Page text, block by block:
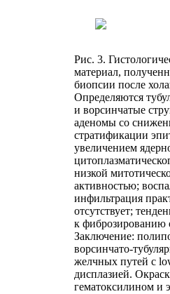
Рис. 3.
материал,
биопсии после
Определяются
и ворсинчатые
аденомы со
стратификации
увеличением
низкой
активностью;
инфильтрация
отсутствует;
к фиброзированию
Заключение:
ворсинчато-
желчных путей с
дисплазией.
гематоксилином и